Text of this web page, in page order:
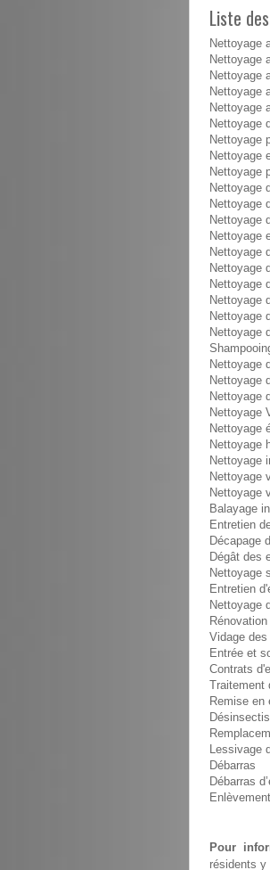
Liste
Nettoyage
Nettoyage
Nettoyage
Nettoyage
Nettoyage
Nettoyage
Nettoyage
Nettoyage
Nettoyage
Nettoyage
Nettoyage
Nettoyage
Nettoyage
Nettoyage
Nettoyage
Nettoyage
Nettoyage
Nettoyage
Nettoyage
Nettoyage
Nettoyage
Nettoyage
Nettoyage
Nettoyage
Nettoyage
Nettoyage
Nettoyage
Nettoyage
Balayage
Entretien
Décapage
Dégât des
Nettoyage
Entretien
Nettoyage
Vidage des
Entrée et
Contrats
Remise en
Lessivage
Débarras
Débarras
Pour
résidents y